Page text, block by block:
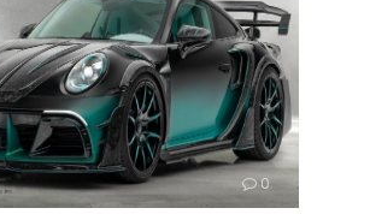
0